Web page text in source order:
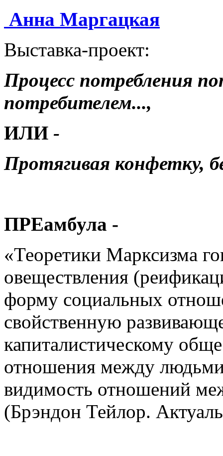
Анна Маргацкая
Выставка-проект:
Процесс потребления
потребителем...,
ИЛИ -
Протягивая конфетку,
ПРЕамбула -
«Теоретики Марксизма
овеществления
форму социальных
свойственную
капиталистическому
отношения между
видимость отношений
(Брэндон Тейлор.